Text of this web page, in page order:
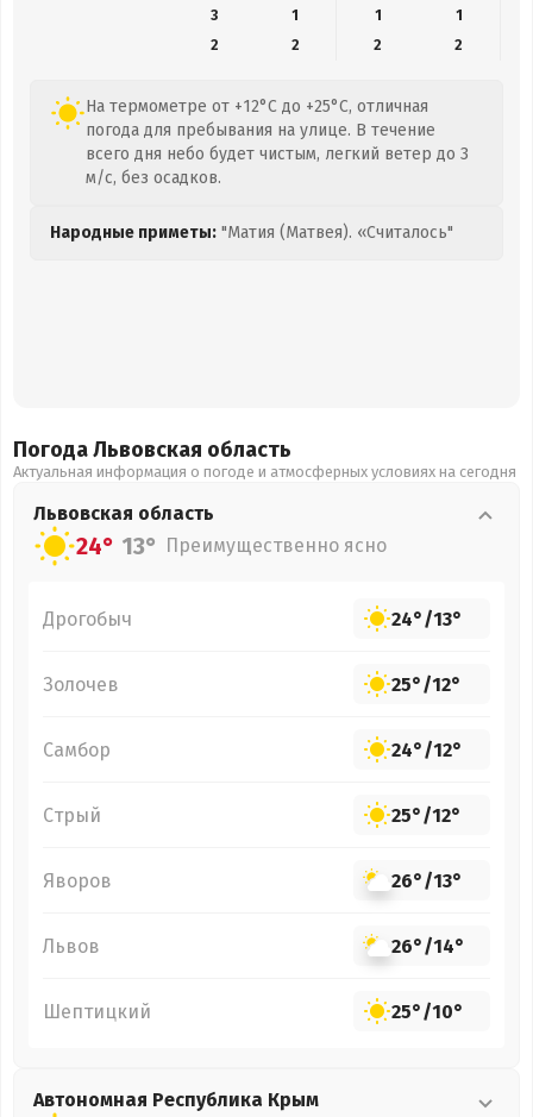
3
1 1
1
2
2 2 2
На термометре от +12°C до +25°C, отличная
погода для пребывания на улице. В течение
всего дня небо будет чистым, легкий ветер до 3
м/с, без осадков.
Народные приметы: "Матия (Матвея). «Считалось"
Погода Львовская область
Актуальная информация о погоде и атмосферных условиях на сегодня
Львовская область
24° 13° Преимущественно ясно
Дрогобыч 24°/13°
Золочев 25°/12°
Самбор 24°/12°
Стрый 25°/12°
Яворов 26°/13°
Львов 26°/14°
Шептицкий 25°/10°
Автономная Республика Крым